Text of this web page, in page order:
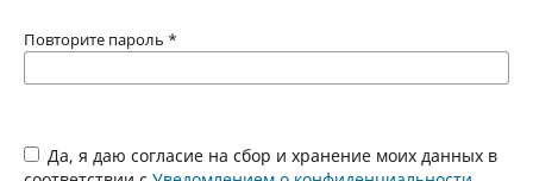
Повторите пароль *
Да, я даю согласие на сбор и хранение моих данных в